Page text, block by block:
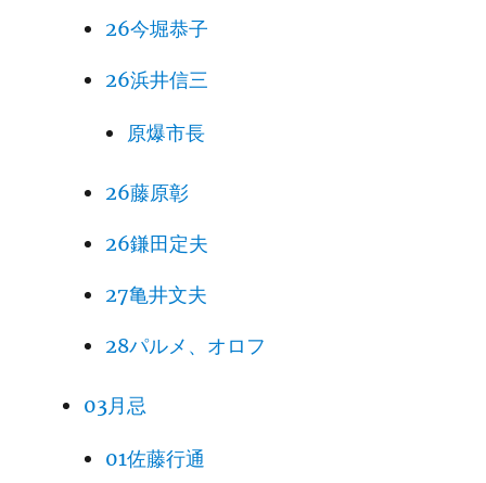
26今堀恭子
26浜井信三
原爆市長
26藤原彰
26鎌田定夫
27亀井文夫
28パルメ、オロフ
03月忌
01佐藤行通